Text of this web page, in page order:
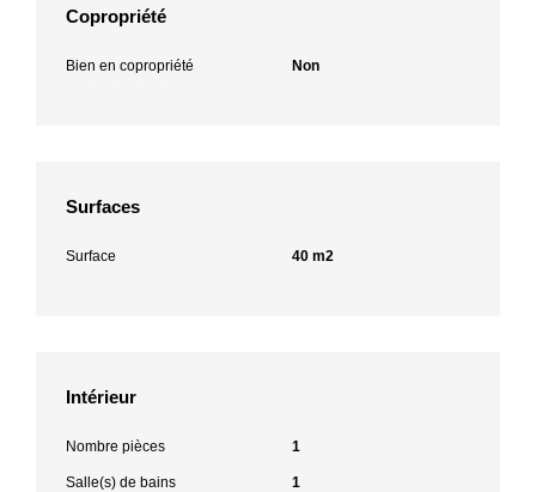
Copropriété
Bien en copropriété Non
Surfaces
Surface 40 m2
Intérieur
Nombre pièces 1
Salle(s) de bains 1